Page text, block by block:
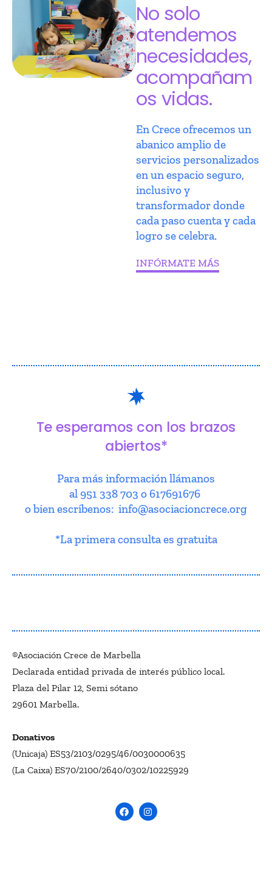
No solo
atendemos
necesidades,
acompañam
os vidas.
En Crece ofrecemos un
abanico amplio de
servicios personalizados
en un espacio seguro,
inclusivo y
transformador donde
cada paso cuenta y cada
logro se celebra.
INFÓRMATE MÁS
Te esperamos con los brazos
abiertos*
Para más información llámanos
al 951 338 703 o 617691676
o bien escríbenos: info@asociacioncrece.org
*La primera consulta es gratuita
®Asociación Crece de Marbella
Declarada entidad privada de interés público local.
Plaza del Pilar 12, Semi sótano
29601 Marbella.
Donativos
(Unicaja) ES53/2103/0295/46/0030000635
(La Caixa) ES70/2100/2640/0302/10225929